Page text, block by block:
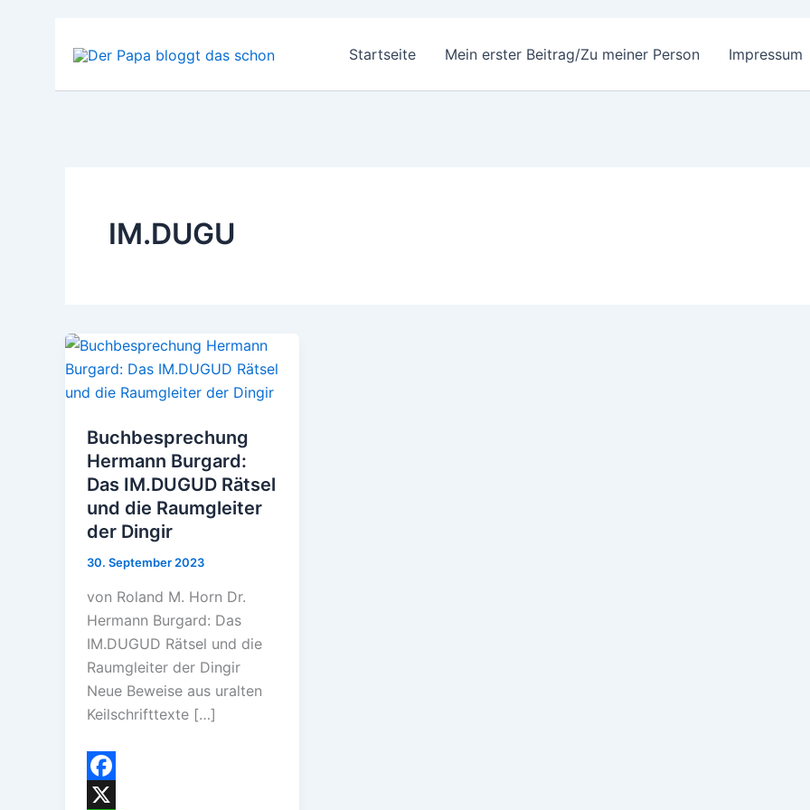
Startseite Mein erster Beitrag/Zu meiner Person Impressum
IM.DUGU
Buchbesprechung
Hermann Burgard:
Das IM.DUGUD Rätsel
und die Raumgleiter
der Dingir
30. September 2023
von Roland M. Horn Dr.
Hermann Burgard: Das
IM.DUGUD Rätsel und die
Raumgleiter der Dingir
Neue Beweise aus uralten
Keilschrifttexte […]
F